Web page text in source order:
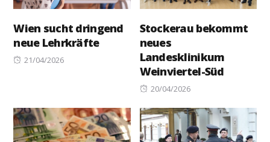
Wien sucht dringend
neue Lehrkräfte
Posted
21/04/2026
Stockerau bekommt
neues
Landesklinikum
Weinviertel-Süd
Posted
20/04/2026